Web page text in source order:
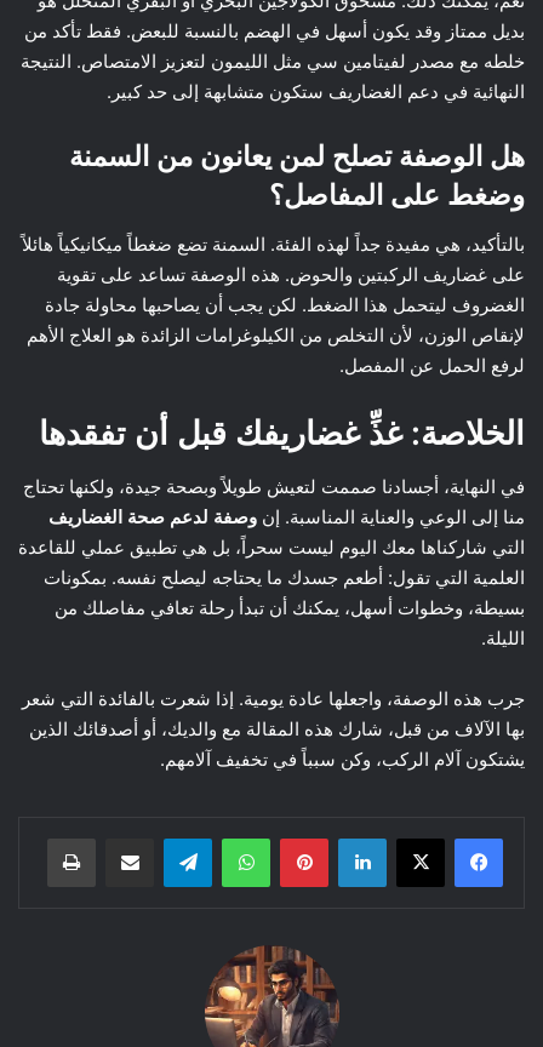
بديل ممتاز وقد يكون أسهل في الهضم بالنسبة للبعض. فقط تأكد من
خلطه مع مصدر لفيتامين سي مثل الليمون لتعزيز الامتصاص. النتيجة
النهائية في دعم الغضاريف ستكون متشابهة إلى حد كبير.
هل الوصفة تصلح لمن يعانون من السمنة
وضغط على المفاصل؟
بالتأكيد، هي مفيدة جداً لهذه الفئة. السمنة تضع ضغطاً ميكانيكياً هائلاً
على غضاريف الركبتين والحوض. هذه الوصفة تساعد على تقوية
الغضروف ليتحمل هذا الضغط. لكن يجب أن يصاحبها محاولة جادة
لإنقاص الوزن، لأن التخلص من الكيلوغرامات الزائدة هو العلاج الأهم
لرفع الحمل عن المفصل.
الخلاصة: غذِّ غضاريفك قبل أن تفقدها
في النهاية، أجسادنا صممت لتعيش طويلاً وبصحة جيدة، ولكنها تحتاج
منا إلى الوعي والعناية المناسبة. إن وصفة لدعم صحة الغضاريف
التي شاركناها معك اليوم ليست سحراً، بل هي تطبيق عملي للقاعدة
العلمية التي تقول: أطعم جسدك ما يحتاجه ليصلح نفسه. بمكونات
بسيطة، وخطوات أسهل، يمكنك أن تبدأ رحلة تعافي مفاصلك من
الليلة.
جرب هذه الوصفة، واجعلها عادة يومية. إذا شعرت بالفائدة التي شعر
بها الآلاف من قبل، شارك هذه المقالة مع والديك، أو أصدقائك الذين
يشتكون آلام الركب، وكن سبباً في تخفيف آلامهم.
لينكدإن بينتيريست واتساب